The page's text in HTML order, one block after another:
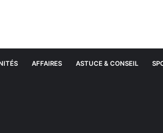
AFFAIRES ASTUCE & CONSEIL